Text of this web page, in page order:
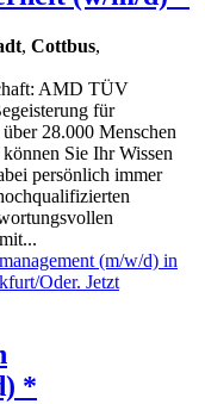
, Cottbus,
AMD TÜV
für
28.000 Menschen
Sie Ihr Wissen
persönlich immer
*